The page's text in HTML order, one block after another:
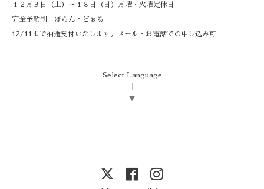
１２月３日（土）～１８日（日）月曜・火曜定休日
完全予約制 ぼらん・どぉる
12/11まで抽選受付いたします。メール・お電話での申し込み可
Select Language
▼